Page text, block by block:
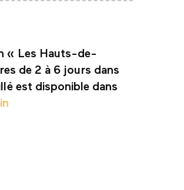
« Les Hauts-de-
de 2 à 6 jours dans
est disponible dans